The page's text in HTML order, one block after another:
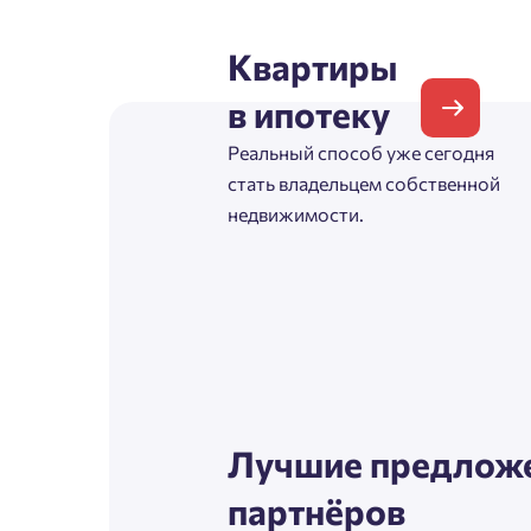
Квартиры
в ипотеку
Реальный способ уже сегодня
стать владельцем собственной
недвижимости.
Лучшие
партнёров
Email